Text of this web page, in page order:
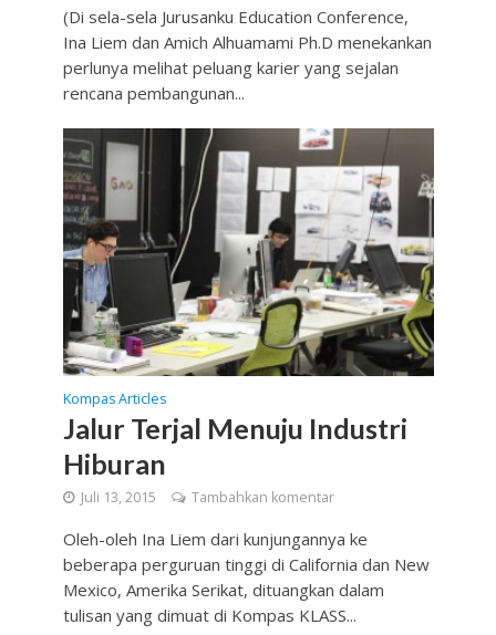
(Di sela-sela Jurusanku Education Conference,
Ina Liem dan Amich Alhuamami Ph.D menekankan
perlunya melihat peluang karier yang sejalan
rencana pembangunan...
Kompas Articles
Jalur Terjal Menuju Industri
Hiburan
Juli 13, 2015 Tambahkan komentar
Oleh-oleh Ina Liem dari kunjungannya ke
beberapa perguruan tinggi di California dan New
Mexico, Amerika Serikat, dituangkan dalam
tulisan yang dimuat di Kompas KLASS...